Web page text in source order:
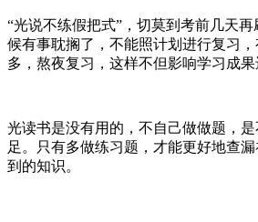
“光说不练假把式”，切莫到考前几天
候有事耽搁了，不能照计划进行复习
多，熬夜复习，这样不但影响学习成果
光读书是没有用的，不自己做做题，
足。只有多做练习题，才能更好地查
到的知识。